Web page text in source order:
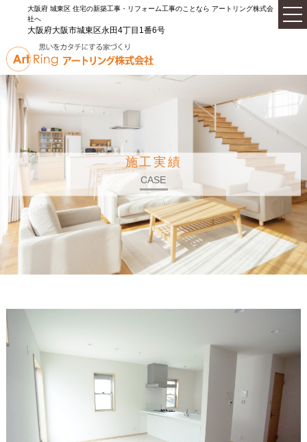
大阪府 城東区 住宅の新築工事・リフォーム工事のことなら アートリング株式会
社へ
大阪府大阪市城東区永田4丁目1番6号
施工実績
CASE